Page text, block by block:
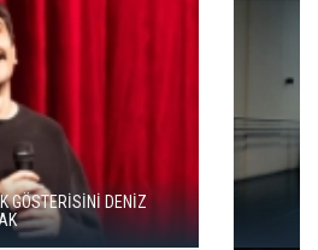
BAHAR HAREKETİ